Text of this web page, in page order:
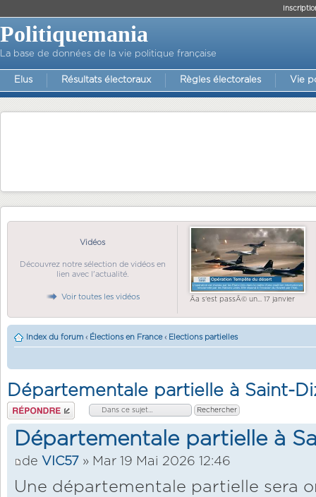
Politiquemania
La base de données de la vie politique française
Elus Résultats électoraux Règles électorales Vie
Vidéos
Découvrez notre sélection de vidéos en
lien avec l'actualité.
Voir toutes les vidéos Ãa s'est passÃ© un... 17 janvier
Index du forum ‹ Élections en France ‹ Elections partielles
Départementale partielle à Saint-
Répondre
Départementale partielle à
de VIC57 » Mar 19 Mai 2026 12:46
Une départementale partielle sera